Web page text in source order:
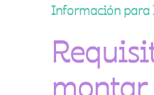
Información para
montar